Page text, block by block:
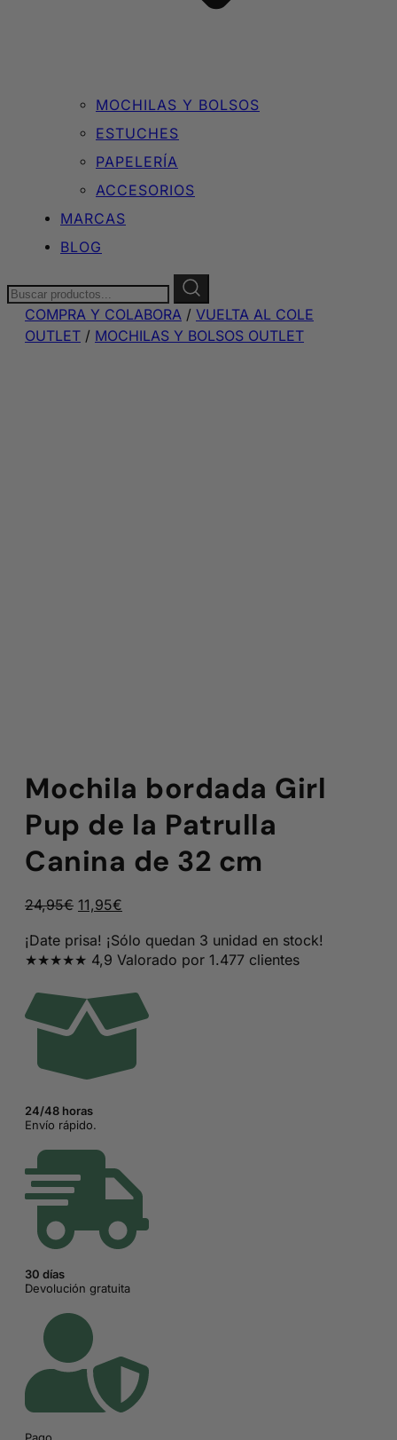
MOCHILAS Y BOLSOS
ESTUCHES
PAPELERÍA
ACCESORIOS
MARCAS
BLOG
Buscar:
COMPRA Y COLABORA / VUELTA AL COLE
OUTLET / MOCHILAS Y BOLSOS OUTLET
Mochila bordada Girl
Pup de la Patrulla
Canina de 32 cm
24,95€ El
original
era:
24,95€.
11,95€
actual
es:
11,95€.
¡Date prisa! ¡Sólo quedan 3 unidad en stock!
★★★★★ 4,9 Valorado por 1.477 clientes
24/48 horas
Envío rápido.
30 días
Devolución gratuita